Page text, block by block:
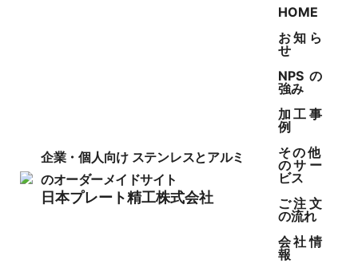
企業・個人向け ステンレスとアルミ
のオーダーメイドサイト
日本プレート精工株式会社
HOME
お知ら
せ
NPSの
強み
加工事
例
その他
のサー
ビス
ご注文
の流れ
会社情
報
WORKS
製作事例